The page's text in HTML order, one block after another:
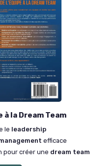
à la Dream Team
le leadership
efficace
pour créer une dream team